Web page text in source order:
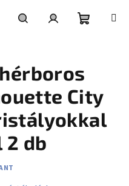
City
2 db